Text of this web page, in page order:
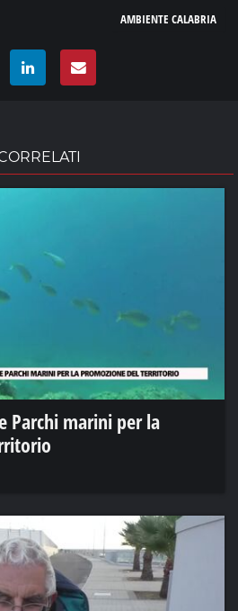
AMBIENTE CALABRIA
Parchi marini per la